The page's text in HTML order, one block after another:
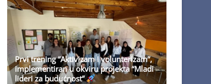
Prvi trening “Aktivizam i volunterizam”,
implementiran u okviru projekta “Mladi
lideri za budućnost”